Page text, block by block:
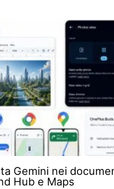
Gemini nei
Hub e Maps